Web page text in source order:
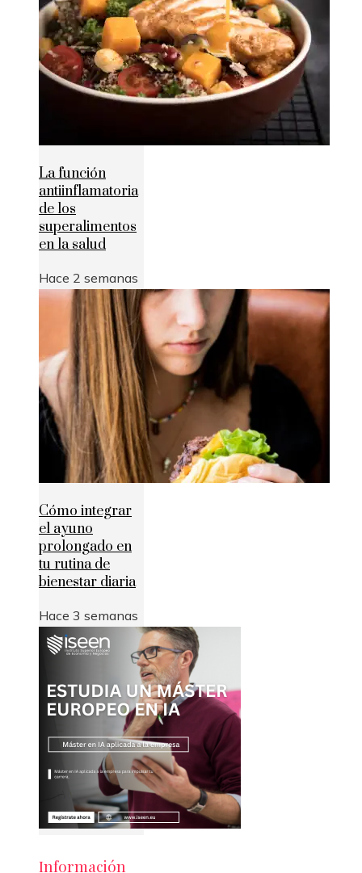
La función
antiinflamatoria
de los
superalimentos
en la salud
Hace 2 semanas
Cómo integrar
el ayuno
prolongado en
tu rutina de
bienestar diaria
Hace 3 semanas
Información